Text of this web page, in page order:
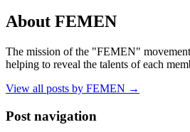
About FEMEN
The mission of the "FEMEN"
helping to reveal the talents of each
View all posts by FEMEN →
Post navigation